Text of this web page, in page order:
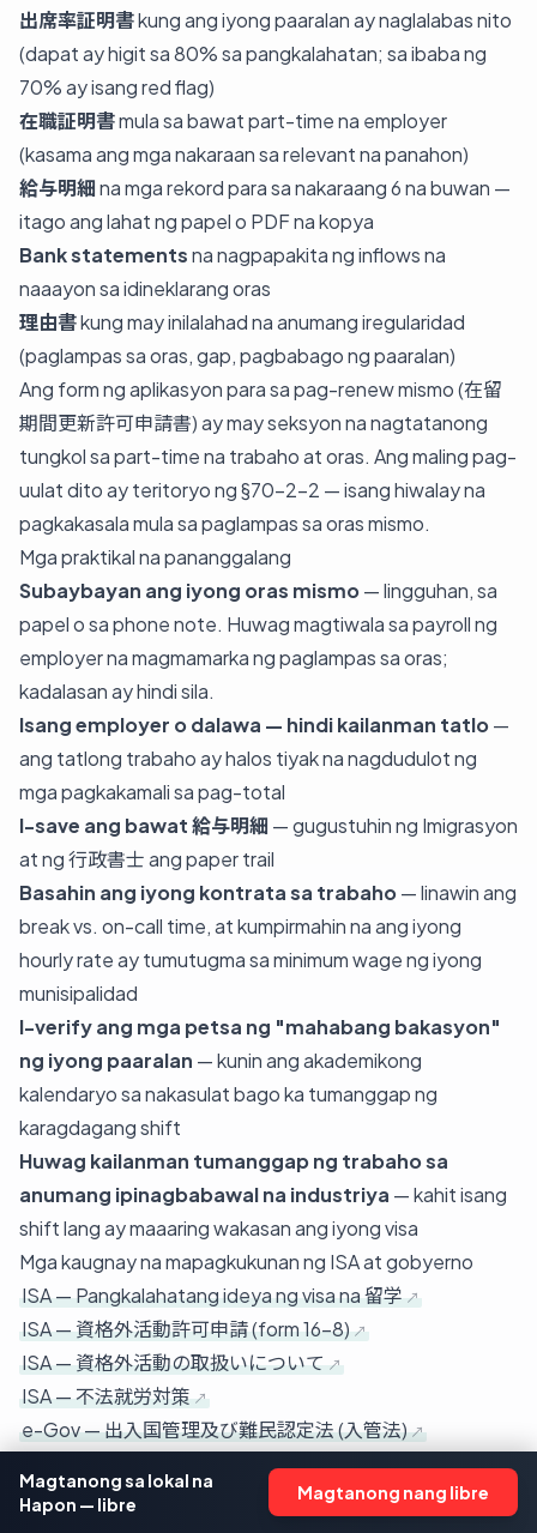
出席率証明書kung ang iyong paaralan ay naglalabas nito
(dapat ay higit sa 80% sa pangkalahatan; sa ibaba ng
70% ay isang red flag)
在職証明書mula sa bawat part-time na employer
(kasama ang mga nakaraan sa relevant na panahon)
給与明細na mga rekord para sa nakaraang 6 na buwan —
itago ang lahat ng papel o PDF na kopya
Bank statementsna nagpapakita ng inflows na
naaayon sa idineklarang oras
理由書kung may inilalahad na anumang iregularidad
(paglampas sa oras, gap, pagbabago ng paaralan)
Ang form ng aplikasyon para sa pag-renew mismo (在留
期間更新許可申請書) ay may seksyon na nagtatanong
tungkol sa part-time na trabaho at oras. Ang maling pag-
uulat dito ay teritoryo ng §70-2-2 — isang hiwalay na
pagkakasala mula sa paglampas sa oras mismo.
Mga praktikal na pananggalang
Subaybayan ang iyong oras mismo— lingguhan, sa
papel o sa phone note. Huwag magtiwala sa payroll ng
employer na magmamarka ng paglampas sa oras;
kadalasan ay hindi sila.
Isang employer o dalawa — hindi kailanman tatlo—
ang tatlong trabaho ay halos tiyak na nagdudulot ng
mga pagkakamali sa pag-total
I-save ang bawat 給与明細 — gugustuhin ng Imigrasyon
at ng 行政書士 ang paper trail
Basahin ang iyong kontrata sa trabaho— linawin ang
break vs. on-call time, at kumpirmahin na ang iyong
hourly rate ay tumutugma sa minimum wage ng iyong
munisipalidad
I-verify ang mga petsa ng "mahabang bakasyon"
ng iyong paaralan — kunin ang akademikong
kalendaryo sa nakasulat bago ka tumanggap ng
karagdagang shift
Huwag kailanman tumanggap ng trabaho sa
anumang ipinagbabawal na industriya — kahit isang
shift lang ay maaaring wakasan ang iyong visa
Mga kaugnay na mapagkukunan ng ISA at gobyerno
ISA — Pangkalahatang ideya ng visa na 留学
ISA — 資格外活動許可申請 (form 16-8)
ISA — 資格外活動の取扱いについて
ISA — 不法就労対策
e-Gov — 出入国管理及び難民認定法 (入管法)
厚生労働省 — 外国人雇用対策
JASSO — Pag-aaral sa Japan
Magtanong sa lokal na
Hapon — libre
Magtanong nang libre